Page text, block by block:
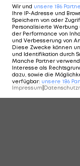
Wir und unsere 186
Ihre IP-Adresse und
Speichern von oder
Personalisierte
der Performance von
und Verbesserung von
Diese Zwecke können
und Identifikation durch
Manche Partner
Interesse als
dazu, sowie die
verfügbar: unsere 186
Impressum